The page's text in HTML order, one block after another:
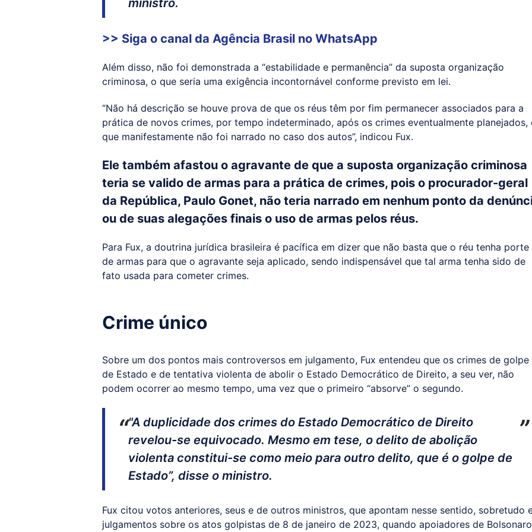
ministro.
>> Siga o canal da Agência Brasil no WhatsApp
Além disso, não foi demonstrada a “estabilidade e permanência” da suposta organização
criminosa, o que seria uma exigência incontornável conforme previsto em lei.
“Não há descrição se houve prova de que os réus têm por fim permanecer associados para a
prática de novos crimes, por tempo indeterminado, após os crimes eventualmente planejados,
que manifestamente não foi narrado no caso dos autos”, indicou Fux.
Ele também afastou o agravante de que a suposta organização criminosa
teria se valido de armas para a prática de crimes, pois o procurador-geral
da República, Paulo Gonet, não teria narrado em nenhum ponto da
ou de suas alegações finais o uso de armas pelos réus.
Para Fux, a doutrina jurídica brasileira é pacífica em dizer que não basta que o réu tenha porte
de armas para que o agravante seja aplicado, sendo indispensável que tal arma tenha sido de
fato usada para cometer crimes.
Crime único
Sobre um dos pontos mais controversos em julgamento, Fux entendeu que os crimes de golpe
de Estado e de tentativa violenta de abolir o Estado Democrático de Direito, a seu ver, não
podem ocorrer ao mesmo tempo, uma vez que o primeiro “absorve” o segundo.
"A duplicidade dos crimes do Estado Democrático de Direito
revelou-se equivocado. Mesmo em tese, o delito de abolição
violenta constitui-se como meio para outro delito, que é o golpe de
Estado”, disse o ministro.
Fux citou votos anteriores, seus e de outros ministros, que apontam nesse sentido, sobretudo
julgamentos sobre os atos golpistas de 8 de janeiro de 2023, quando apoiadores de Bolsonaro